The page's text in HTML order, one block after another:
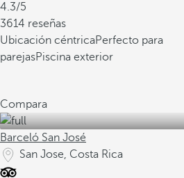
4.3/5
3614 reseñas
Ubicación céntricaPerfecto para
parejasPiscina exterior
Compara
Barceló San José
San Jose, Costa Rica